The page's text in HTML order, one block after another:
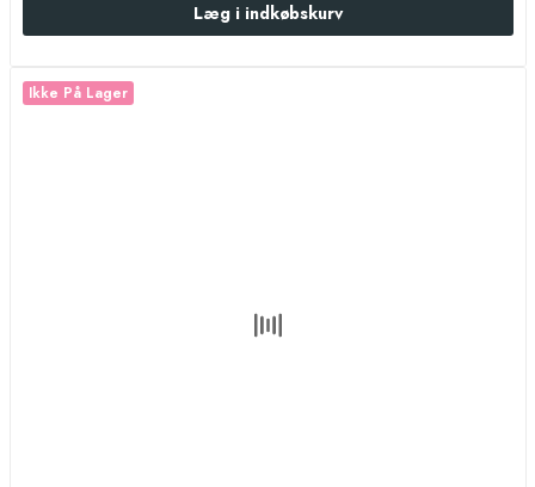
Læg i indkøbskurv
Ikke På Lager